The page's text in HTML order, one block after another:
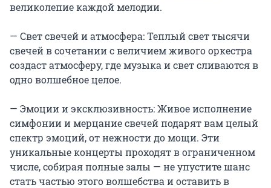
великолепие каждой мелодии.
— Свет свечей и атмосфера: Теплый свет тысячи
свечей в сочетании с величием живого оркестра
создаст атмосферу, где музыка и свет сливаются в
одно волшебное целое.
— Эмоции и эксклюзивность: Живое исполнение
симфонии и мерцание свечей подарят вам целый
спектр эмоций, от нежности до мощи. Эти
уникальные концерты проходят в ограниченном
числе, собирая полные залы — не упустите шанс
стать частью этого волшебства и оставить в